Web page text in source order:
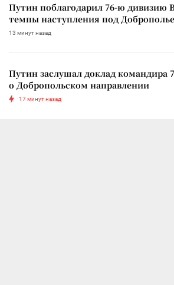
Путин поблагодарил 76-ю дивизию
темпы наступления под
13 минут назад
Путин заслушал доклад командира
о Добропольском направлении
17 минут назад